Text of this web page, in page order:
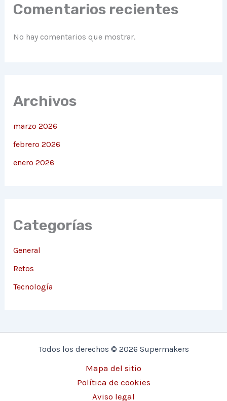
Comentarios recientes
No hay comentarios que mostrar.
Archivos
marzo 2026
febrero 2026
enero 2026
Categorías
General
Retos
Tecnología
Todos los derechos © 2026 Supermakers
Mapa del sitio
Política de cookies
Aviso legal